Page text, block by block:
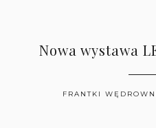
Nowa wystawa
FRANTKI